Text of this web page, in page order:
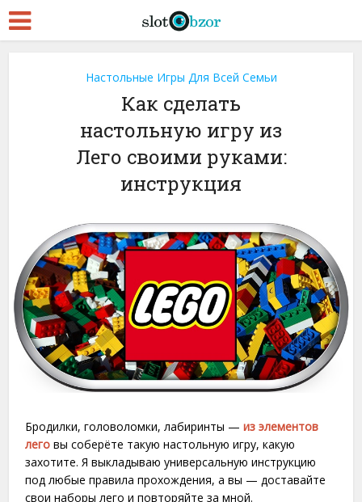
Настольные Игры Для Всей Семьи
Как сделать
настольную игру из
Лего своими руками:
инструкция
Бродилки, головоломки, лабиринты —из элементов
лего вы соберёте такую настольную игру, какую
захотите. Я выкладываю универсальную инструкцию
под любые правила прохождения, а вы — доставайте
свои наборы лего и повторяйте за мной.